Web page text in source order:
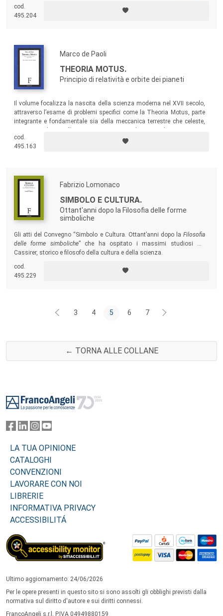
mostra come il progetto di un’antropologia filosofica, la riflessione
pedagogica, e l’ultima fase del suo pensiero siano unitariamente
cod.
495.204
Marco de Paoli
THEORIA MOTUS.
Principio di relatività e orbite dei pianeti
Il volume focalizza la nascita della scienza moderna nel XVII secolo,
attraverso l’esame di problemi specifici come la Theoria Motus, parte
integrante e fondamentale sia della meccanica terrestre che celeste,
“irrazionali” nei limiti di una figura geometrica definita.
cod.
495.163
Fabrizio Lomonaco
SIMBOLO E CULTURA.
Ottant'anni dopo la Filosofia delle forme
simboliche
Gli atti del Convegno “Simbolo e Cultura. Ottant’anni dopo la Filosofia
delle forme simboliche” che ha ospitato i massimi studiosi del
Cassirer, storico e filosofo della cultura e della scienza.
cod.
495.229
3 4 5 6 7
← TORNA ALLE COLLANE
LA TUA OPINIONE
CATALOGHI
CONVENZIONI
LAVORARE CON NOI
LIBRERIE
INFORMATIVA PRIVACY
ACCESSIBILITÁ
Ultimo aggiornamento: 24/06/2026
Per le opere presenti in questo sito si sono assolti gli obblighi previsti dalla
normativa sul diritto d'autore e sui diritti connessi.
FrancoAngeli s.r.l. P.IVA 04949880159